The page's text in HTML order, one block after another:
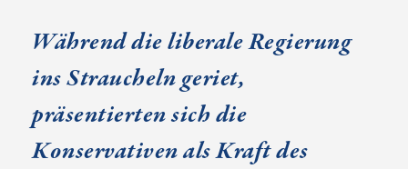
Während die liberale Regierung
ins Straucheln geriet,
präsentierten sich die
Konservativen als Kraft des